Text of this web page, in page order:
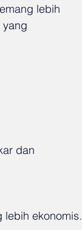
lebih
yang
dan
lebih ekonomis.